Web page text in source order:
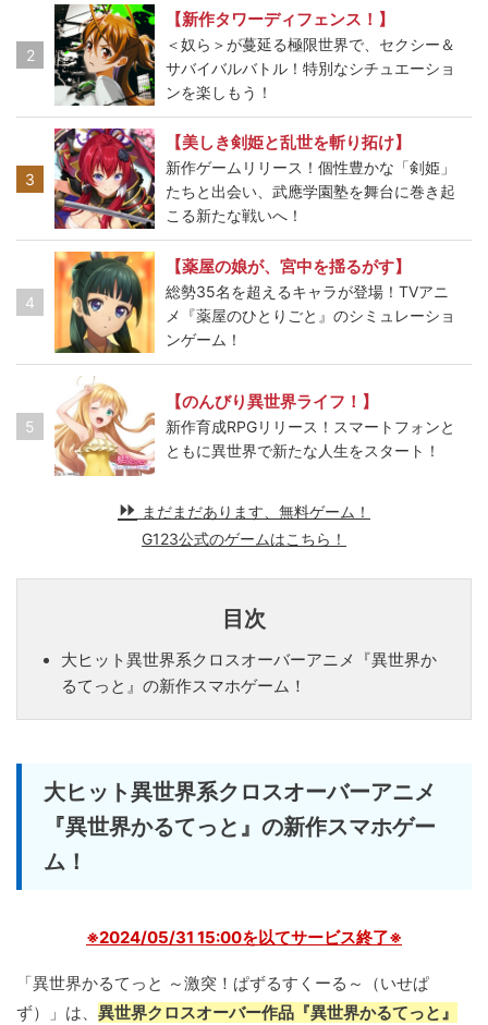
2
【新作タワーディフェンス！】
＜奴ら＞が蔓延る極限世界で、セクシー＆
サバイバルバトル！特別なシチュエーショ
ンを楽しもう！
3
【美しき剣姫と乱世を斬り拓け】
新作ゲームリリース！個性豊かな「剣姫」
たちと出会い、武應学園塾を舞台に巻き起
こる新たな戦いへ！
4
【薬屋の娘が、宮中を揺るがす】
総勢35名を超えるキャラが登場！TVアニ
メ『薬屋のひとりごと』のシミュレーショ
ンゲーム！
5
【のんびり異世界ライフ！】
新作育成RPGリリース！スマートフォンと
ともに異世界で新たな人生をスタート！
まだまだあります、無料ゲーム！
G123公式のゲームはこちら！
目次
大ヒット異世界系クロスオーバーアニメ『異世界か
るてっと』の新作スマホゲーム！
大ヒット異世界系クロスオーバーアニメ
『異世界かるてっと』の新作スマホゲー
ム！
※2024/05/31 15:00を以てサービス終了※
「異世界かるてっと ～激突！ぱずるすくーる～（いせぱ
ず）」は、 異世界クロスオーバー作品『異世界かるてっと』